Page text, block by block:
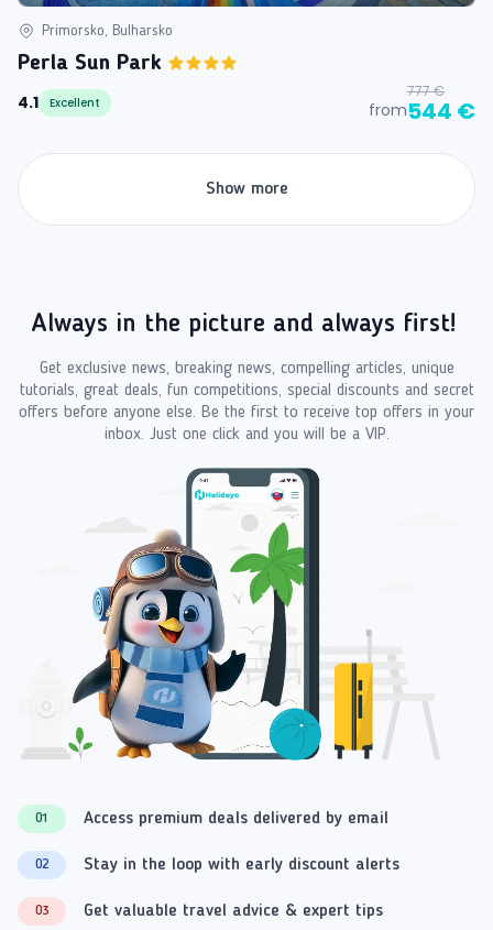
Primorsko, Bulharsko
Perla Sun Park
4.1
Excellent from
777 €
544 €
Show more
Always in the picture and always first!
Get exclusive news, breaking news, compelling articles, unique
tutorials, great deals, fun competitions, special discounts and secret
offers before anyone else. Be the first to receive top offers in your
inbox. Just one click and you will be a VIP.
01 Access premium deals delivered by email
02 Stay in the loop with early discount alerts
03 Get valuable travel advice & expert tips